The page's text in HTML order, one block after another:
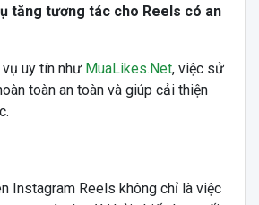
tăng tương tác cho Reels có an
uy tín như MuaLikes.Net, việc sử
toàn an toàn và giúp cải thiện
Instagram Reels không chỉ là việc